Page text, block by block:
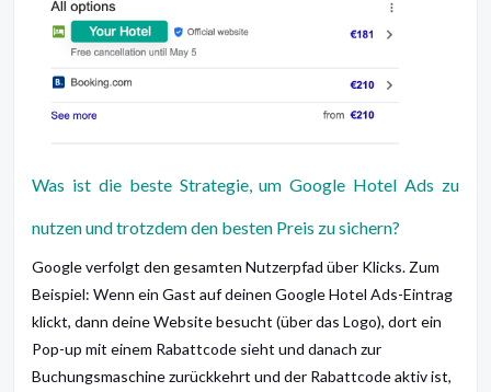
Was ist die beste Strategie, um Google Hotel Ads zu
nutzen und trotzdem den besten Preis zu sichern?
Google verfolgt den gesamten Nutzerpfad über Klicks. Zum
Beispiel: Wenn ein Gast auf deinen Google Hotel Ads-Eintrag
klickt, dann deine Website besucht (über das Logo), dort ein
Pop-up mit einem Rabattcode sieht und danach zur
Buchungsmaschine zurückkehrt und der Rabattcode aktiv ist,